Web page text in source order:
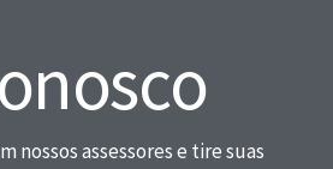
nossos assessores e tire suas